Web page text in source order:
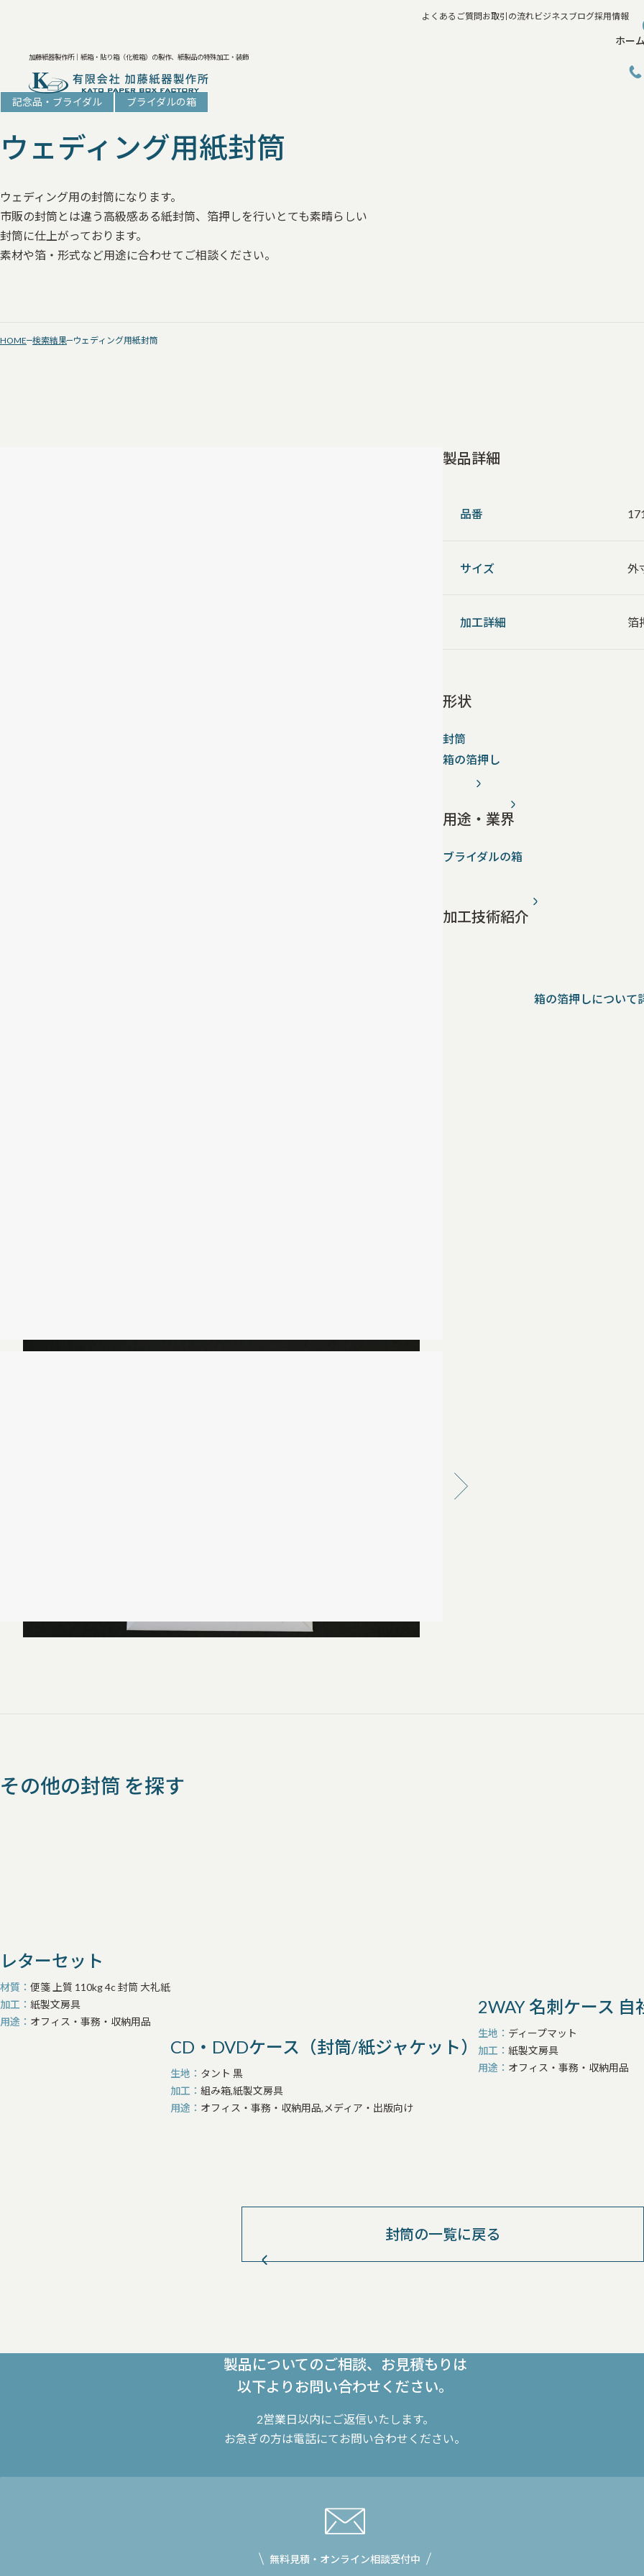
加藤紙器製作所｜紙箱・貼り箱（化粧箱）の製作、紙製品の特殊加工・装飾
よくあるご質問 お取引の流れビジネスブログ採用情報
ホーム
記念品・ブライダル ブライダルの箱
ウェディング用紙封筒
ウェディング用の封筒になります。
市販の封筒とは違う高級感ある紙封筒、箔押しを行いとても素晴らしい
封筒に仕上がっております。
素材や箔・形式など用途に合わせてご相談ください。
HOME 検索結果 ウェディング用紙封筒
製品詳細
品番
サイズ 外
加工詳細 箔
形状
封筒
箱の箔押し
用途・業界
ブライダルの箱
加工技術紹介
箱の箔押しについて
その他の封筒 を探す
レターセット
材質
便箋 上質 110kg 4c 封筒 大礼紙
加工
紙製文房具
用途
オフィス・事務・収納用品
CD・DVDケース（封筒/紙ジャケット）
生地
タント 黒
加工
組み箱,紙製文房具
用途
オフィス・事務・収納用品,メディア・出版向け
2WAY 名刺ケース 自
生地
ディープマット
加工
紙製文房具
用途
オフィス・事務・収納用品
封筒の一覧に戻る
製品についてのご相談、お見積もりは
以下よりお問い合わせください。
2営業日以内にご返信いたします。
お急ぎの方は電話にてお問い合わせください。
無料見積・オンライン相談受付中